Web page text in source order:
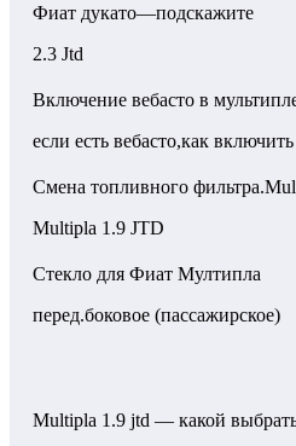
Фиат дукато—подскажите
2.3 Jtd
Включение вебасто в
если есть вебасто,как включить
Смена топливного
Multipla 1.9 JTD
Стекло для Фиат Мултипла
перед.боковое (пассажирское)
Multipla 1.9 jtd — какой